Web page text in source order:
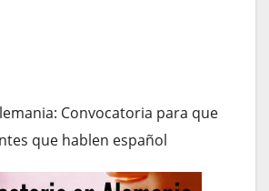
Convocatoria para que
que hablen español